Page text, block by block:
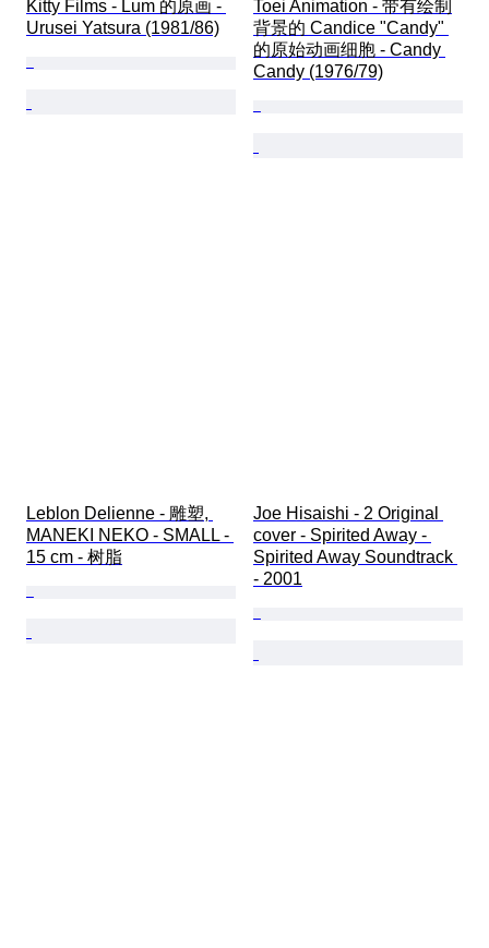
Kitty Films - Lum 的原画 -
Urusei Yatsura (1981/86)
Toei Animation - 带有绘制
背景的 Candice "Candy"
的原始动画细胞 - Candy
Candy (1976/79)
Leblon Delienne - 雕塑,
MANEKI NEKO - SMALL -
15 cm - 树脂
Joe Hisaishi - 2 Original
cover - Spirited Away -
Spirited Away Soundtrack
- 2001